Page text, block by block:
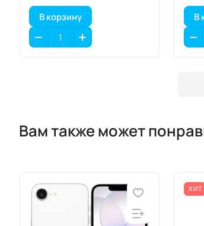
В корзину В
Вам также может
ХИТ